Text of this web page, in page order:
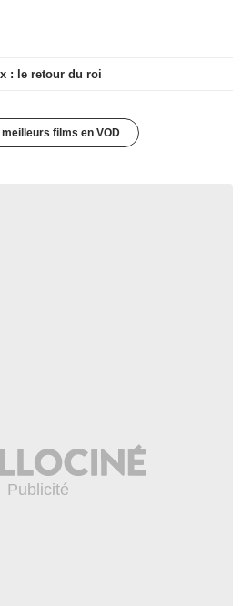
: le retour du roi
meilleurs films en VOD